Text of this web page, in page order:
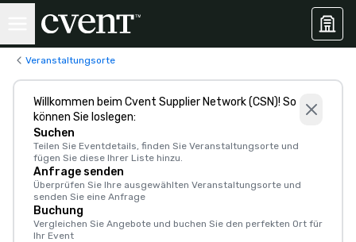
Veranstaltungsorte
Willkommen beim Cvent Supplier Network (CSN)! So
können Sie loslegen:
Suchen
Teilen Sie Eventdetails, finden Sie Veranstaltungsorte und
fügen Sie diese Ihrer Liste hinzu.
Anfrage senden
Überprüfen Sie Ihre ausgewählten Veranstaltungsorte und
senden Sie eine Anfrage
Buchung
Vergleichen Sie Angebote und buchen Sie den perfekten Ort für
Ihr Event